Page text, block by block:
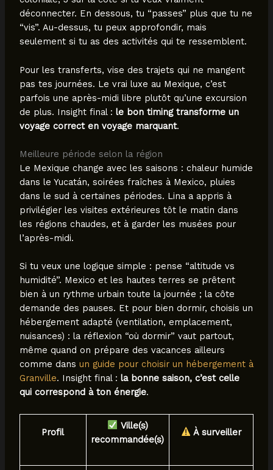
déconnecter. En dessous, tu “passes” plus que tu ne
“vis”. Au-dessus, tu peux approfondir, mais
seulement si tu as des activités qui te ressemblent.
Pour les transferts, vise des trajets qui ne mangent
pas tes journées. Le vrai luxe au Mexique, c’est
parfois une après-midi libre plutôt qu’une excursion
de plus. Insight final : le bon timing transforme un
voyage correct en voyage marquant.
Meilleure période selon la région
Le Mexique change avec les saisons : chaleur humide
dans le Yucatán, soirées fraîches à Mexico, pluies
dans le sud à certaines périodes. Lina a appris à
privilégier les visites extérieures tôt le matin dans
les régions chaudes, et à garder les musées pour
l’après-midi.
Si tu veux une logique simple : pense “altitude vs
humidité”. Mexico et les hautes terres se prêtent
bien à un rythme urbain toute la journée ; la côte
demande des pauses. Et pour bien dormir, choisis un
hébergement adapté (ventilation, emplacement,
nuisances) : la réflexion “où dormir” vaut partout,
même quand on prépare des vacances ailleurs
comme dans un guide pour choisir un hébergement à
Granville. Insight final : la bonne saison, c’est celle
qui correspond à ton énergie.
Profil
Ville(s)
recommandée(s)
À surveiller